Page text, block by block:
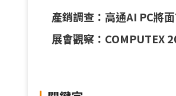
產銷調查：高通AI PC將
展會觀察：COMPUTEX